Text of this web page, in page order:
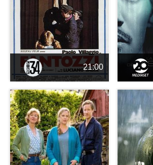
21:00